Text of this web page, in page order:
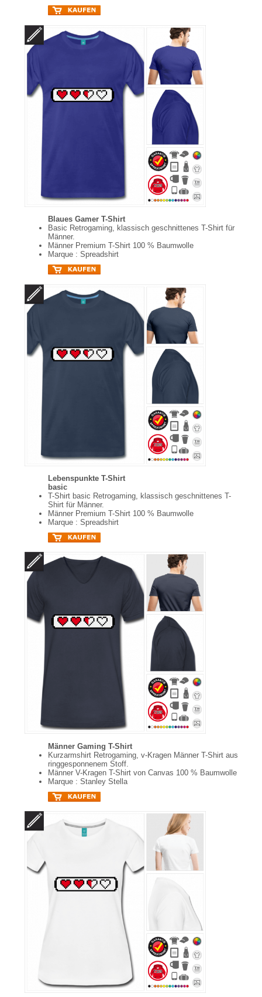
Blaues Gamer T-Shirt
Basic Retrogaming, klassisch geschnittenes T-Shirt für
Männer.
Männer Premium T-Shirt 100 % Baumwolle
Marque : Spreadshirt
Lebenspunkte T-Shirt
basic
T-Shirt basic Retrogaming, klassisch geschnittenes T-
Shirt für Männer.
Männer Premium T-Shirt 100 % Baumwolle
Marque : Spreadshirt
Männer Gaming T-Shirt
Kurzarmshirt Retrogaming, v-Kragen Männer T-Shirt aus
ringgesponnenem Stoff.
Männer V-Kragen T-Shirt von Canvas 100 % Baumwolle
Marque : Stanley Stella